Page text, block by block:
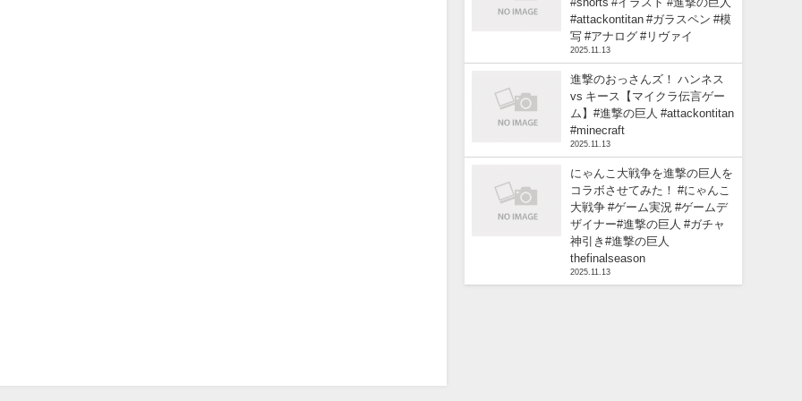
#attackontitan #ガラスペン #模
写 #アナログ #リヴァイ
2025.11.13
進撃のおっさんズ！ ハンネス
vs キース【マイクラ伝言ゲー
ム】#進撃の巨人 #attackontitan
#minecraft
2025.11.13
にゃんこ大戦争を進撃の巨人を
コラボさせてみた！ #にゃんこ
大戦争 #ゲーム実況 #ゲームデ
ザイナー#進撃の巨人 #ガチャ
神引き#進撃の巨人
thefinalseason
2025.11.13